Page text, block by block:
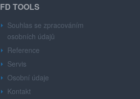
FD TOOLS
Souhlas se zpracováním
osobních údajů
Reference
Servis
Osobní údaje
Kontakt